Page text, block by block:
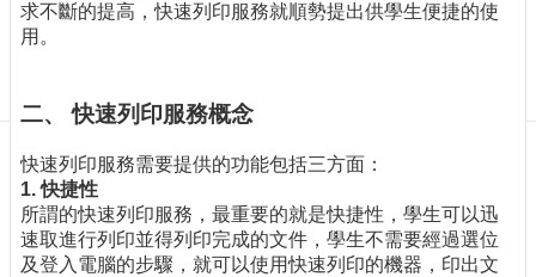
覽
消
關
於
我
們
求不斷的提高，快速列印服務就順勢提出供學生便捷的使
用。
二、 快速列印服務概念
快速列印服務需要提供的功能包括三方面：
1. 快捷性
所謂的快速列印服務，最重要的就是快捷性，學生可以迅
速取進行列印並得列印完成的文件，學生不需要經過選位
及登入電腦的步驟，就可以使用快速列印的機器，印出文